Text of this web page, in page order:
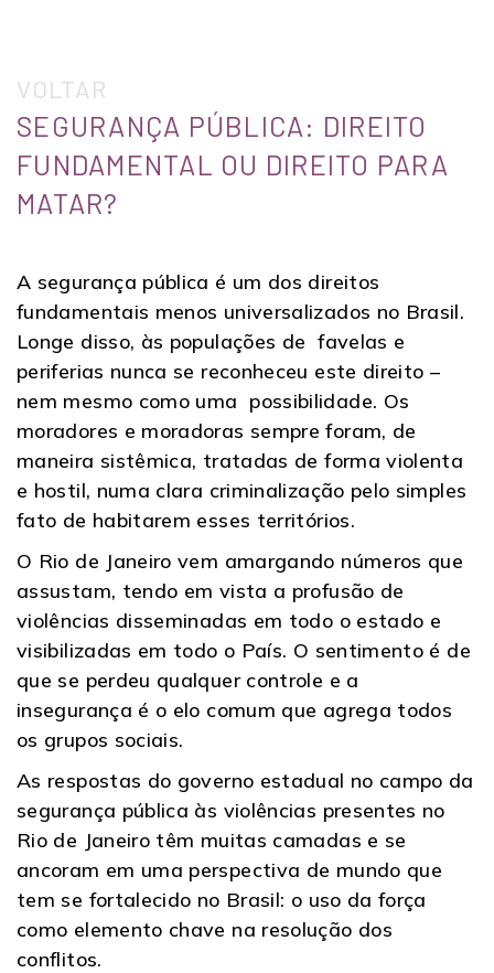
VOLTAR
SEGURANÇA PÚBLICA: DIREITO
FUNDAMENTAL OU DIREITO PARA
MATAR?
A segurança pública é um dos direitos
fundamentais menos universalizados no Brasil.
Longe disso, às populações de favelas e
periferias nunca se reconheceu este direito –
nem mesmo como uma possibilidade. Os
moradores e moradoras sempre foram, de
maneira sistêmica, tratadas de forma violenta
e hostil, numa clara criminalização pelo simples
fato de habitarem esses territórios.
O Rio de Janeiro vem amargando números que
assustam, tendo em vista a profusão de
violências disseminadas em todo o estado e
visibilizadas em todo o País. O sentimento é de
que se perdeu qualquer controle e a
insegurança é o elo comum que agrega todos
os grupos sociais.
As respostas do governo estadual no campo da
segurança pública às violências presentes no
Rio de Janeiro têm muitas camadas e se
ancoram em uma perspectiva de mundo que
tem se fortalecido no Brasil: o uso da força
como elemento chave na resolução dos
conflitos.